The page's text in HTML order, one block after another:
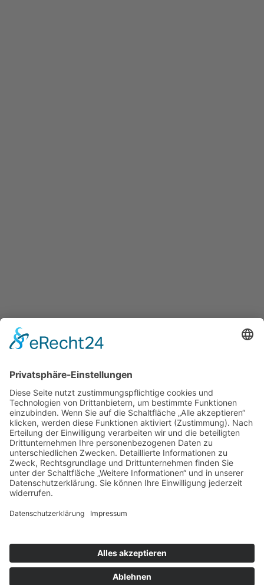
zurück
nach oben
Impressum
Datenschutzerklärung
Mitgliederbereich
Facebook
Instagram
Umsetzung:DOUBLE-A-DESIGN
Kontakt
Impressum
Datenschutzerklärung
Mitgliederbereich
Suche